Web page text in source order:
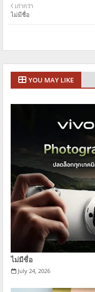
เก่ากว่า
ไม่มีชื่อ
YOU MAY LIKE
ไม่มีชื่อ
July 24, 2026